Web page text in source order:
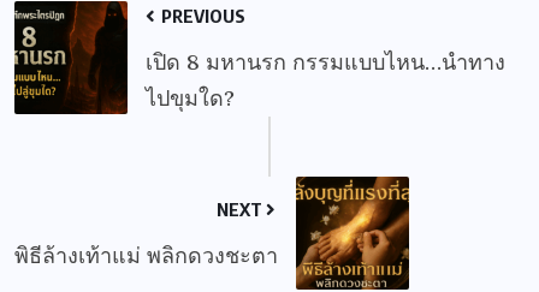
PREVIOUS
เปิด 8 มหานรก กรรมแบบไหน…นำทาง
ไปขุมใด?
NEXT
พิธีล้างเท้าแม่ พลิกดวงชะตา